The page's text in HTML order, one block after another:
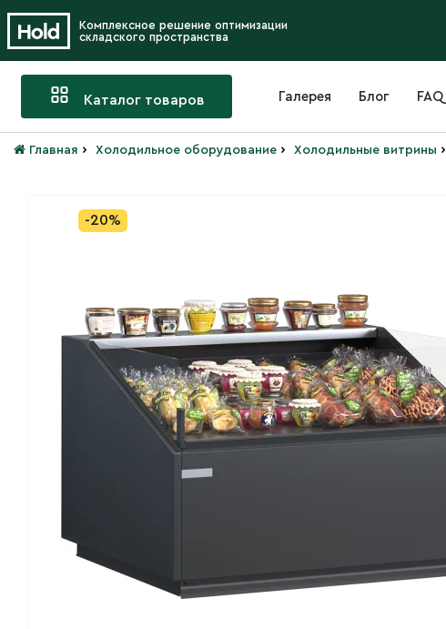
Комплексное решение оптимизации
складского пространства
Каталог товаров Галерея Блог FAQ
Главная › Холодильное оборудование › Холодильные витрины ›
-20%